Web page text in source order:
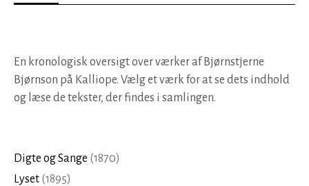
En kronologisk oversigt over værker af Bjørnstjerne
Bjørnson på Kalliope. Vælg et værk for at se dets indhold
og læse de tekster, der findes i samlingen.
Digte og Sange (1870)
Lyset (1895)